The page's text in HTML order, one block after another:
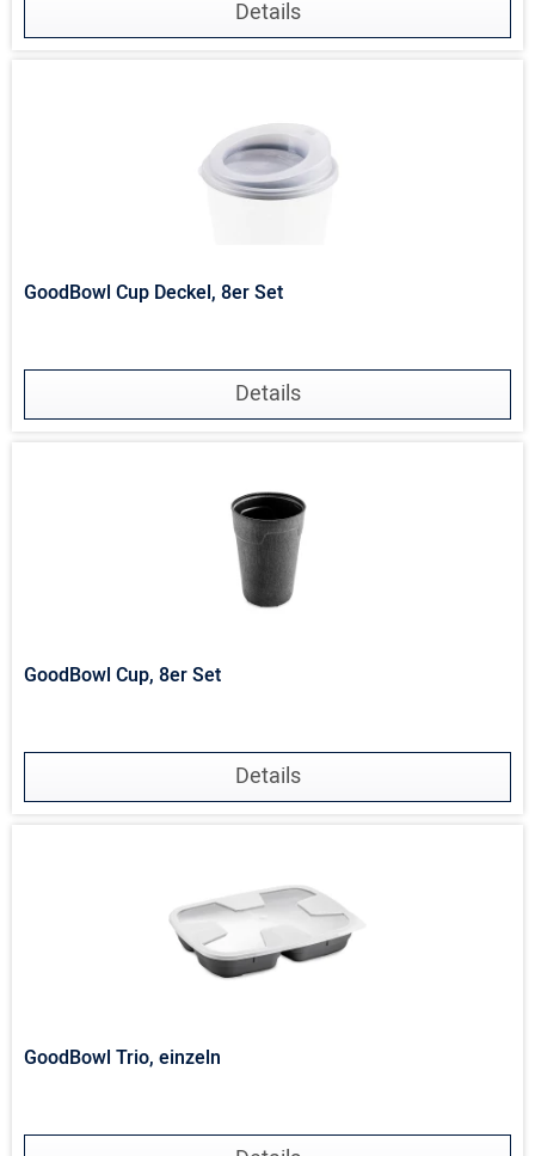
Details
GoodBowl Cup Deckel, 8er Set
Details
GoodBowl Cup, 8er Set
Details
GoodBowl Trio, einzeln